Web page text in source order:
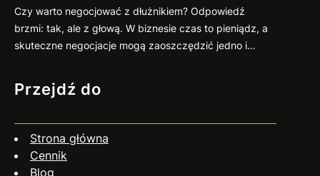
zastanawiasz się nad skierowaniem swojej sprawy do
sądu, zapraszam do kontaktu
883 593 553. Chętnie
pomogę w ocenie sytuacji, przygotowaniu pozwu i
Czy warto negocjować z dłużnikiem? Odpowiedź
brzmi: tak, ale z głową. W biznesie czas to pieniądz, a
skuteczne negocjacje mogą zaoszczędzić jedno i
dłużnikiem często przynosi zaskakująco pozytywne
efekty. Dlaczego warto negocjować? Jak się
zawsze. Jeśli dłużnik wyraźnie unika kontaktu, działa
nieuczciwie…
Przejdź do
Strona główna
Cennik
Blog